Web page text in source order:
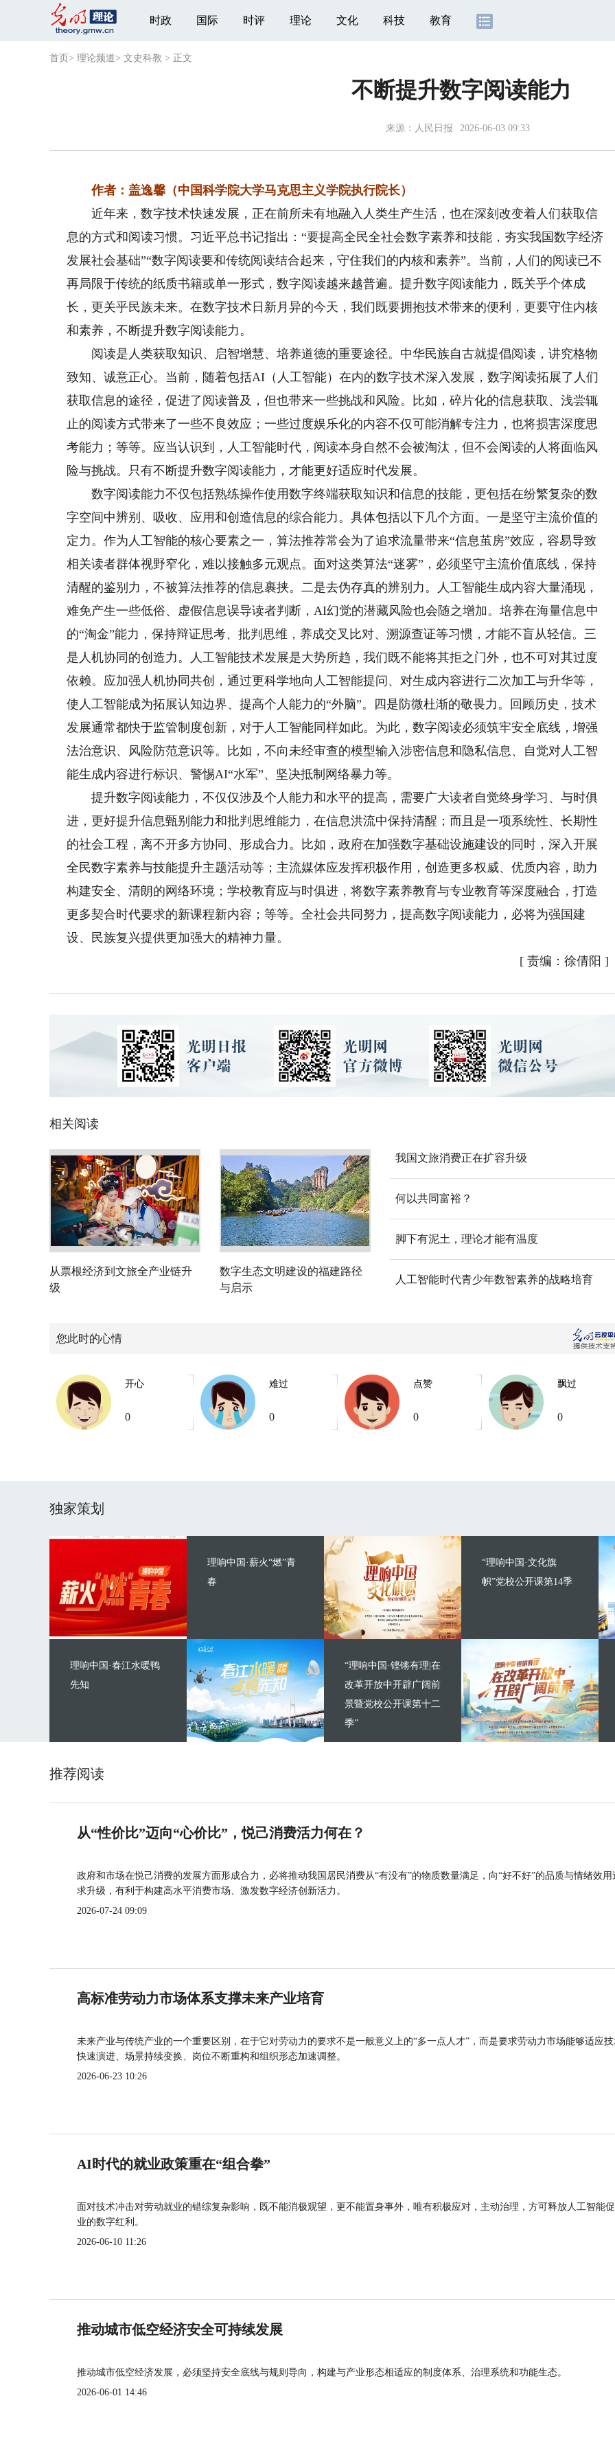
时政 国际 时评 理论 文化 科技 教育
首页 > 理论频道> 文史科教 > 正文
不断提升数字阅读能力
来源： 人民日报 2026-06-03 09:33
作者：盖逸馨（中国科学院大学马克思主义学院执行院长）
近年来，数字技术快速发展，正在前所未有地融入人类生产生活，也在深刻改变着人们获取信
息的方式和阅读习惯。习近平总书记指出：“要提高全民全社会数字素养和技能，夯实我国数字经济
发展社会基础”“数字阅读要和传统阅读结合起来，守住我们的内核和素养”。当前，人们的阅读已不
再局限于传统的纸质书籍或单一形式，数字阅读越来越普遍。提升数字阅读能力，既关乎个体成
长，更关乎民族未来。在数字技术日新月异的今天，我们既要拥抱技术带来的便利，更要守住内核
和素养，不断提升数字阅读能力。
阅读是人类获取知识、启智增慧、培养道德的重要途径。中华民族自古就提倡阅读，讲究格物
致知、诚意正心。当前，随着包括AI（人工智能）在内的数字技术深入发展，数字阅读拓展了人们
获取信息的途径，促进了阅读普及，但也带来一些挑战和风险。比如，碎片化的信息获取、浅尝辄
止的阅读方式带来了一些不良效应；一些过度娱乐化的内容不仅可能消解专注力，也将损害深度思
考能力；等等。应当认识到，人工智能时代，阅读本身自然不会被淘汰，但不会阅读的人将面临风
险与挑战。只有不断提升数字阅读能力，才能更好适应时代发展。
数字阅读能力不仅包括熟练操作使用数字终端获取知识和信息的技能，更包括在纷繁复杂的数
字空间中辨别、吸收、应用和创造信息的综合能力。具体包括以下几个方面。一是坚守主流价值的
定力。作为人工智能的核心要素之一，算法推荐常会为了追求流量带来“信息茧房”效应，容易导致
相关读者群体视野窄化，难以接触多元观点。面对这类算法“迷雾”，必须坚守主流价值底线，保持
清醒的鉴别力，不被算法推荐的信息裹挟。二是去伪存真的辨别力。人工智能生成内容大量涌现，
难免产生一些低俗、虚假信息误导读者判断，AI幻觉的潜藏风险也会随之增加。培养在海量信息中
的“淘金”能力，保持辩证思考、批判思维，养成交叉比对、溯源查证等习惯，才能不盲从轻信。三
是人机协同的创造力。人工智能技术发展是大势所趋，我们既不能将其拒之门外，也不可对其过度
依赖。应加强人机协同共创，通过更科学地向人工智能提问、对生成内容进行二次加工与升华等，
使人工智能成为拓展认知边界、提高个人能力的“外脑”。四是防微杜渐的敬畏力。回顾历史，技术
发展通常都快于监管制度创新，对于人工智能同样如此。为此，数字阅读必须筑牢安全底线，增强
法治意识、风险防范意识等。比如，不向未经审查的模型输入涉密信息和隐私信息、自觉对人工智
能生成内容进行标识、警惕AI“水军”、坚决抵制网络暴力等。
提升数字阅读能力，不仅仅涉及个人能力和水平的提高，需要广大读者自觉终身学习、与时俱
进，更好提升信息甄别能力和批判思维能力，在信息洪流中保持清醒；而且是一项系统性、长期性
的社会工程，离不开多方协同、形成合力。比如，政府在加强数字基础设施建设的同时，深入开展
全民数字素养与技能提升主题活动等；主流媒体应发挥积极作用，创造更多权威、优质内容，助力
构建安全、清朗的网络环境；学校教育应与时俱进，将数字素养教育与专业教育等深度融合，打造
更多契合时代要求的新课程新内容；等等。全社会共同努力，提高数字阅读能力，必将为强国建
设、民族复兴提供更加强大的精神力量。
[ 责编：徐倩阳 ]
相关阅读
从票根经济到文旅全产业链升
级
数字生态文明建设的福建路径
与启示
我国文旅消费正在扩容升级
何以共同富裕？
脚下有泥土，理论才能有温度
人工智能时代青少年数智素养的战略培育
您此时的心情
开心
0
难过
0
点赞
0
飘过
0
独家策划
理响中国·薪火“燃”青
春
理响中国·春江水暖鸭
先知
“理响中国·文化旗
帜”党校公开课第14季
“理响中国·铿锵有理|在
改革开放中开辟广阔前
景暨党校公开课第十二
季”
推荐阅读
从“性价比”迈向“心价比”，悦己消费活力何在？
政府和市场在悦己消费的发展方面形成合力，必将推动我国居民消费从“有没有”的物质数量满足，向“好不好”的品质与情绪效用
求升级，有利于构建高水平消费市场、激发数字经济创新活力。
2026-07-24 09:09
高标准劳动力市场体系支撑未来产业培育
未来产业与传统产业的一个重要区别，在于它对劳动力的要求不是一般意义上的“多一点人才”，而是要求劳动力市场能够适应
快速演进、场景持续变换、岗位不断重构和组织形态加速调整。
2026-06-23 10:26
AI时代的就业政策重在“组合拳”
面对技术冲击对劳动就业的错综复杂影响，既不能消极观望，更不能置身事外，唯有积极应对，主动治理，方可释放人工智能
业的数字红利。
2026-06-10 11:26
推动城市低空经济安全可持续发展
推动城市低空经济发展，必须坚持安全底线与规则导向，构建与产业形态相适应的制度体系、治理系统和功能生态。
2026-06-01 14:46